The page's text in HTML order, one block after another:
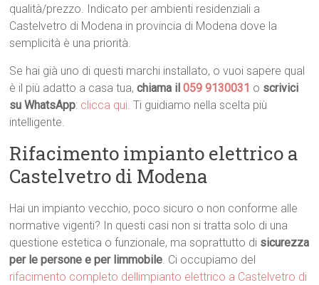
qualità/prezzo. Indicato per ambienti residenziali a
Castelvetro di Modena in provincia di Modena dove la
semplicità è una priorità.
Se hai già uno di questi marchi installato, o vuoi sapere qual
è il più adatto a casa tua,chiama il059 9130031 o scrivici
su WhatsApp: clicca qui. Ti guidiamo nella scelta più
intelligente.
Rifacimento impianto elettrico a
Castelvetro di Modena
Hai un impianto vecchio, poco sicuro o non conforme alle
normative vigenti? In questi casi non si tratta solo di una
questione estetica o funzionale, ma soprattutto di sicurezza
per le persone e per limmobile. Ci occupiamo del
rifacimento completo dellimpianto elettrico a Castelvetro di